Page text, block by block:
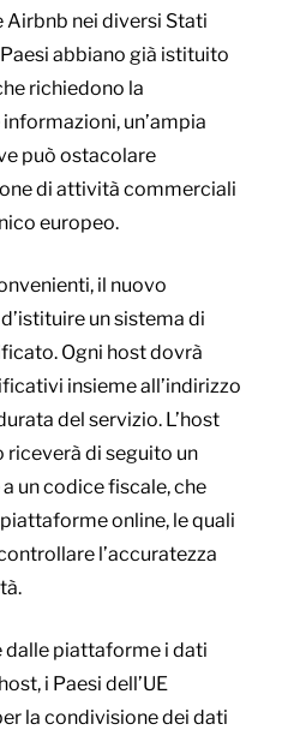
nei diversi Stati
abbiano già istituito
richiedono la
un’ampia
può ostacolare
di attività commerciali
europeo.
il nuovo
un sistema di
Ogni host dovrà
insieme all’indirizzo
del servizio. L’host
di seguito un
un codice fiscale, che
online, le quali
l’accuratezza
dalle piattaforme i dati
i Paesi dell’UE
la condivisione dei dati